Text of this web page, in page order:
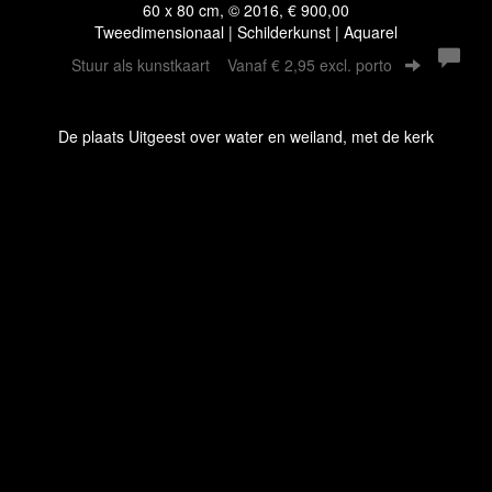
60 x 80 cm, © 2016, € 900,00
Tweedimensionaal | Schilderkunst | Aquarel
Stuur als kunstkaart Vanaf € 2,95 excl. porto
De plaats Uitgeest over water en weiland, met de kerk